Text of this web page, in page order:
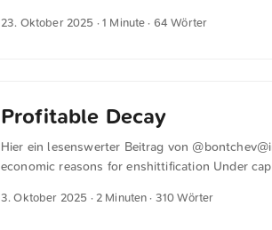
“Chatbots sind Bullshit-Generatoren”« für
23. Oktober 2025 · 1 Minute · 64 Wörter
Profitable Decay
Hier ein lesenswerter Beitrag von @
economic reasons for enshittification Under
acquire more customers). Decrease costs
3. Oktober 2025 · 2 Minuten · 310 Wörter